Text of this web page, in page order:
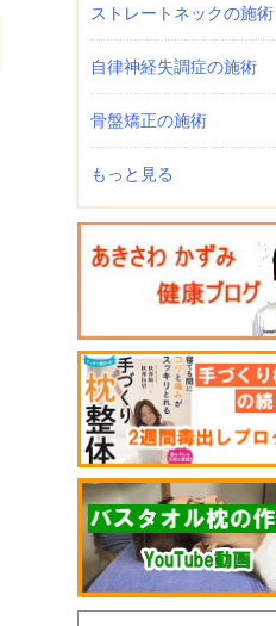
ストレートネックの施術
自律神経失調症の施術
骨盤矯正の施術
もっと見る